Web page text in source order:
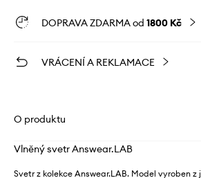
DOPRAVA ZDARMA od 1800 Kč
VRÁCENÍ A REKLAMACE
O produktu
Vlněný svetr Answear.LAB
Svetr z kolekce Answear.LAB. Model vyroben